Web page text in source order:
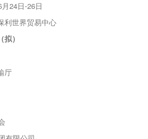
月24日-26日
利世界贸易中心
（拟）
厅